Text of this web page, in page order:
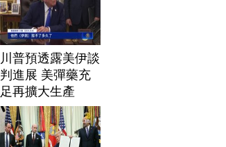
川普預透露美伊談
判進展 美彈藥充
足再擴大生產